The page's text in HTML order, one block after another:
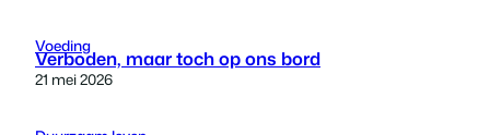
Voeding
Verboden, maar toch op ons bord
21 mei 2026